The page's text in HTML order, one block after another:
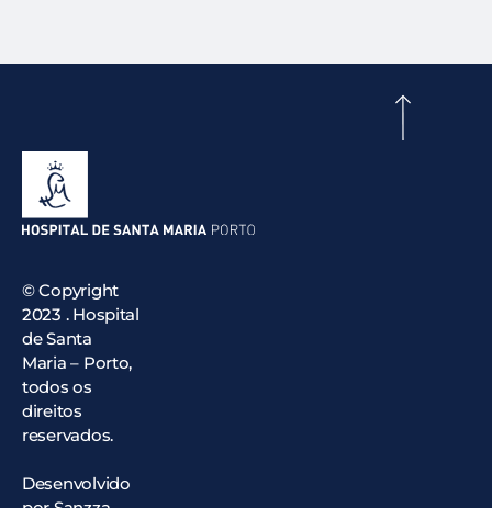
© Copyright
2023 . Hospital
de Santa
Maria – Porto,
todos os
direitos
reservados.
Desenvolvido